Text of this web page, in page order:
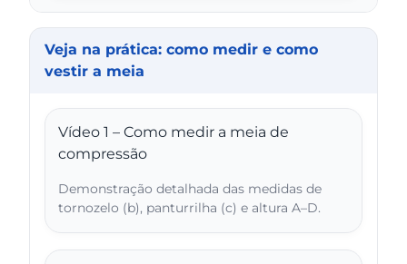
Veja na prática: como medir e como
vestir a meia
Vídeo 1 – Como medir a meia de
compressão
Demonstração detalhada das medidas de
tornozelo (b), panturrilha (c) e altura A–D.